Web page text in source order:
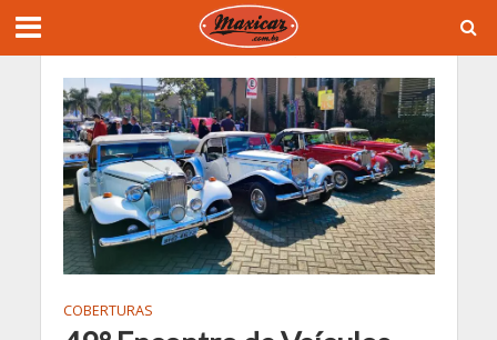
COBERTURAS